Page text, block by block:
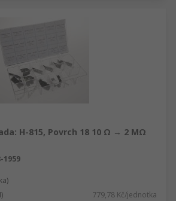
H-815, Povrch 18 10 Ω → 2 MΩ
1959
779,78 Kč/jednotka